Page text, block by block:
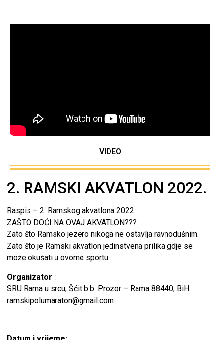
VIDEO
2. RAMSKI AKVATLON 2022.
Raspis – 2. Ramskog akvatlona 2022.
ZAŠTO DOĆI NA OVAJ AKVATLON???
Zato što Ramsko jezero nikoga ne ostavlja ravnodušnim.
Zato što je Ramski akvatlon jedinstvena prilika gdje se
može okušati u ovome sportu.
Organizator :
SRU Rama u srcu, Šćit b.b. Prozor – Rama 88440, BiH
ramskipolumaraton@gmail.com
Datum i vrijeme: